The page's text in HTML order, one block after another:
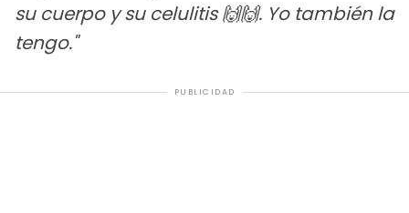
su cuerpo y su celulitis 🙌🙌. Yo también la
tengo."
PUBLICIDAD